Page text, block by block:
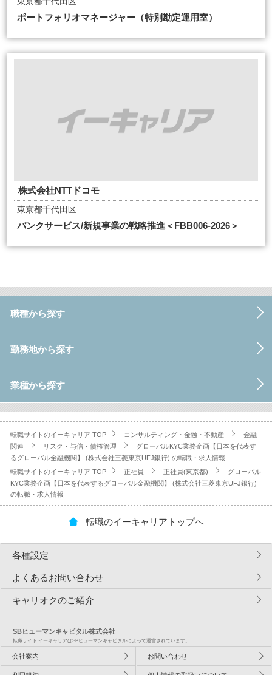
ポートフォリオマネージャー（特別勘定運用室）
株式会社NTTドコモ
東京都千代田区
バンクサービス/新規事業の戦略推進＜FBB006-2026＞
職種から探す
勤務地から探す
業種から探す
転職サイトのイーキャリア TOP コンサルティング・金融・不動産
金融
関連
リスク・与信・債権管理
グローバルKYC業務企画【日本を代表す
るグローバル金融機関】 (株式会社三菱東京UFJ銀行) の転職・求人情報
転職サイトのイーキャリア TOP
正社員 正社員(東京都)
グローバル
KYC業務企画【日本を代表するグローバル金融機関】 (株式会社三菱東京UFJ銀行)
の転職・求人情報
転職のイーキャリアトップへ
各種設定
よくあるお問い合わせ
キャリオクのご紹介
SBヒューマンキャピタル株式会社
転職サイト イーキャリアはSBヒューマンキャピタルによって運営されています。
会社案内 お問い合わせ